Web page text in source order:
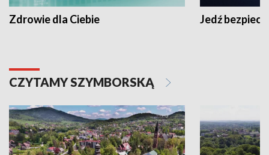
Zdrowie dla Ciebie Jedź
CZYTAMY SZYMBORSKĄ